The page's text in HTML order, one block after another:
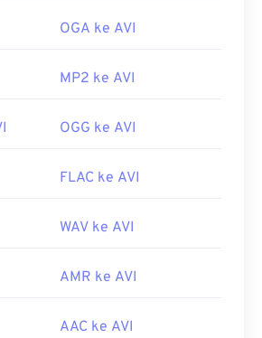
wiki/Audio_Video_Interleave
OGA ke AVI
MP2 ke AVI
OGG ke AVI
FLAC ke AVI
WAV ke AVI
AMR ke AVI
AAC ke AVI